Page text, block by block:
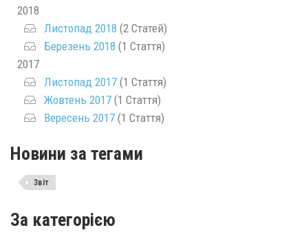
2018
Листопад 2018 (2 Статей)
Березень 2018 (1 Стаття)
2017
Листопад 2017 (1 Стаття)
Жовтень 2017 (1 Стаття)
Вересень 2017 (1 Стаття)
Новини за тегами
Звіт
За категорією